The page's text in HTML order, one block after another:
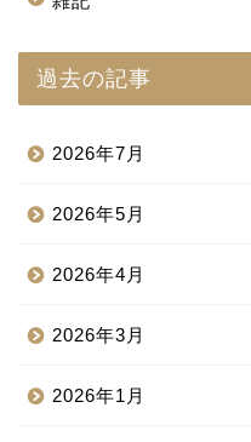
過去の記事
2026年7月
2026年5月
2026年4月
2026年3月
2026年1月